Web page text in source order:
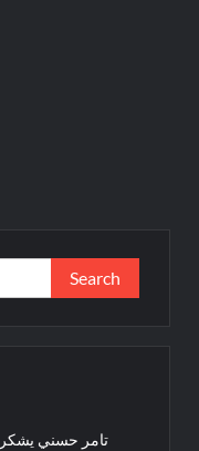
Search
for:
تامر حسني يشكر